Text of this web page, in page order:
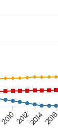
2010 201220142016